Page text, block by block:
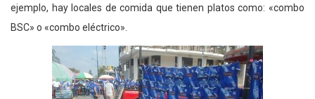
ejemplo, hay locales de comida que tienen platos como: «combo
BSC» o «combo eléctrico».